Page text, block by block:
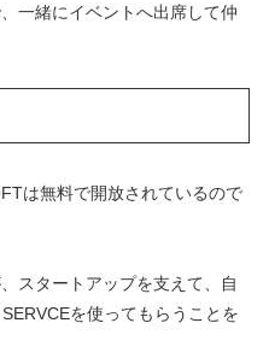
一緒にイベントへ出席して仲
は無料で開放されているので
スタートアップを支えて、自
を使ってもらうことを